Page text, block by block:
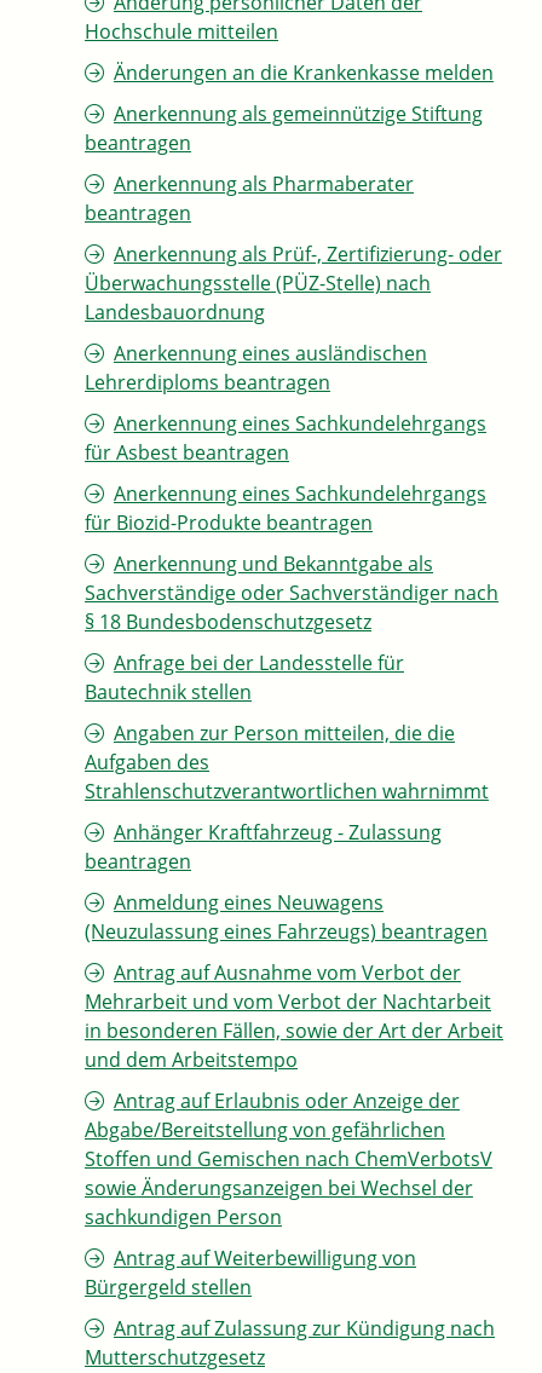
Hochschule mitteilen
Änderungen an die Krankenkasse melden
Anerkennung als gemeinnützige Stiftung
beantragen
Anerkennung als Pharmaberater
beantragen
Anerkennung als Prüf-, Zertifizierung- oder
Überwachungsstelle (PÜZ-Stelle) nach
Landesbauordnung
Anerkennung eines ausländischen
Lehrerdiploms beantragen
Anerkennung eines Sachkundelehrgangs
für Asbest beantragen
Anerkennung eines Sachkundelehrgangs
für Biozid-Produkte beantragen
Anerkennung und Bekanntgabe als
Sachverständige oder Sachverständiger nach
§ 18 Bundesbodenschutzgesetz
Anfrage bei der Landesstelle für
Bautechnik stellen
Angaben zur Person mitteilen, die die
Aufgaben des
Strahlenschutzverantwortlichen wahrnimmt
Anhänger Kraftfahrzeug - Zulassung
beantragen
Anmeldung eines Neuwagens
(Neuzulassung eines Fahrzeugs) beantragen
Antrag auf Ausnahme vom Verbot der
Mehrarbeit und vom Verbot der Nachtarbeit
in besonderen Fällen, sowie der Art der Arbeit
und dem Arbeitstempo
Antrag auf Erlaubnis oder Anzeige der
Abgabe/Bereitstellung von gefährlichen
Stoffen und Gemischen nach ChemVerbotsV
sowie Änderungsanzeigen bei Wechsel der
sachkundigen Person
Antrag auf Weiterbewilligung von
Bürgergeld stellen
Antrag auf Zulassung zur Kündigung nach
Mutterschutzgesetz